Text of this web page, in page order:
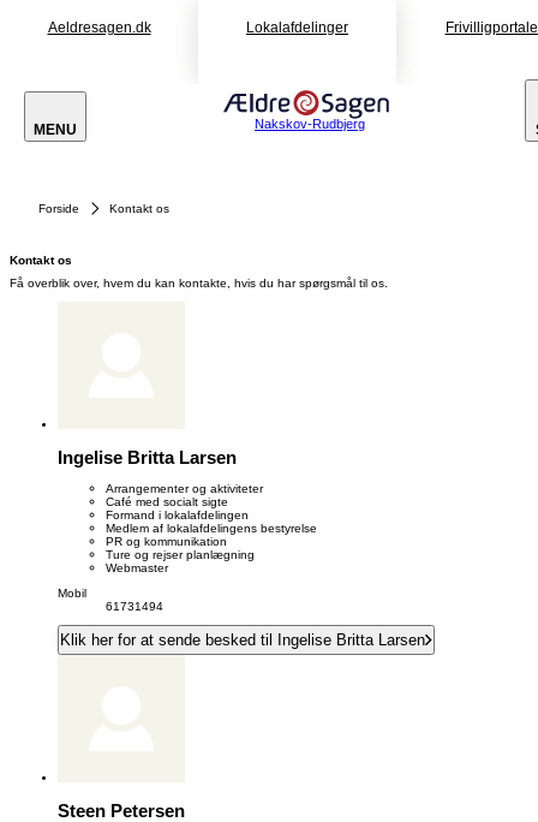
Aeldresagen.dk Lokalafdelinger
MENU Nakskov-Rudbjerg
Forside Kontakt os
Kontakt os
Få overblik over, hvem du kan kontakte, hvis du har spørgsmål til os.
Ingelise Britta Larsen
Arrangementer og aktiviteter
Café med socialt sigte
Formand i lokalafdelingen
Medlem af lokalafdelingens bestyrelse
PR og kommunikation
Ture og rejser planlægning
Webmaster
Mobil
61731494
Klik her for at sende besked til Ingelise Britta Larsen
Steen Petersen